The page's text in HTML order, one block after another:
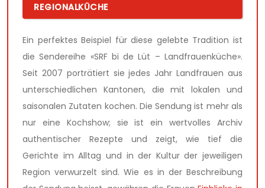
REGIONALKÜCHE
Ein perfektes Beispiel für diese gelebte Tradition ist
die Sendereihe «SRF bi de Lüt – Landfrauenküche».
Seit 2007 porträtiert sie jedes Jahr Landfrauen aus
unterschiedlichen Kantonen, die mit lokalen und
saisonalen Zutaten kochen. Die Sendung ist mehr als
nur eine Kochshow; sie ist ein wertvolles Archiv
authentischer Rezepte und zeigt, wie tief die
Gerichte im Alltag und in der Kultur der jeweiligen
Region verwurzelt sind. Wie es in der Beschreibung